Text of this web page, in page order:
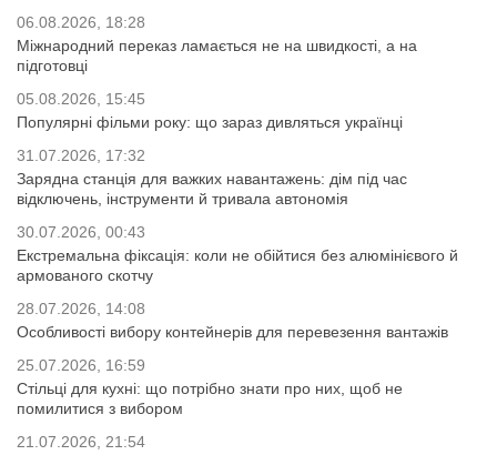
06.08.2026, 18:28
Міжнародний переказ ламається не на швидкості, а на
підготовці
05.08.2026, 15:45
Популярні фільми року: що зараз дивляться українці
31.07.2026, 17:32
Зарядна станція для важких навантажень: дім під час
відключень, інструменти й тривала автономія
30.07.2026, 00:43
Екстремальна фіксація: коли не обійтися без алюмінієвого й
армованого скотчу
28.07.2026, 14:08
Особливості вибору контейнерів для перевезення вантажів
25.07.2026, 16:59
Стільці для кухні: що потрібно знати про них, щоб не
помилитися з вибором
21.07.2026, 21:54